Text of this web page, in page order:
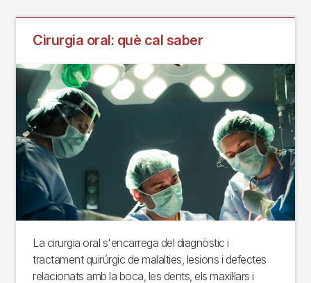
Cirurgia oral: què cal saber
La cirurgia oral s'encarrega del diagnòstic i
tractament quirúrgic de malalties, lesions i defectes
relacionats amb la boca, les dents, els maxil·lars i